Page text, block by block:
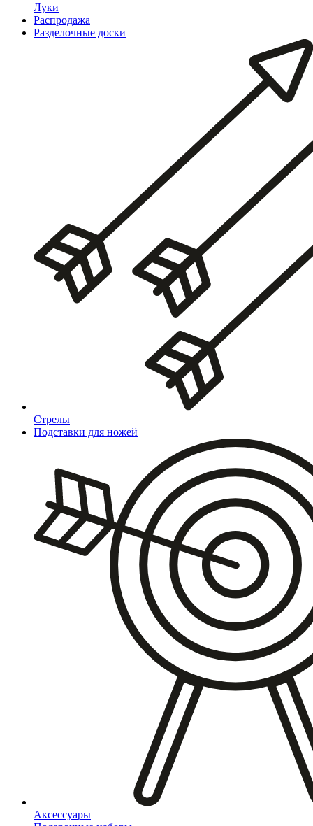
Луки
Распродажа
Разделочные доски
Стрелы
Подставки для ножей
Аксессуары